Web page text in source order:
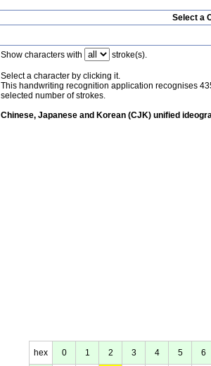
Select a
Show characters with stroke(s).
Select a character by clicking it.
This handwriting recognition application recognises
selected number of strokes.
Chinese, Japanese and Korean (CJK) unified
hex 0 1 2 3 4 5 6